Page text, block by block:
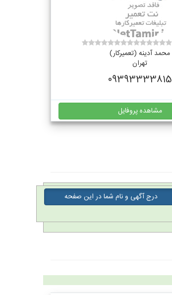
محمد آدینه (تعمیرکار)
تهران
09393333815
مشاهده پروفایل
درج آگهی و نام شما در این صفحه